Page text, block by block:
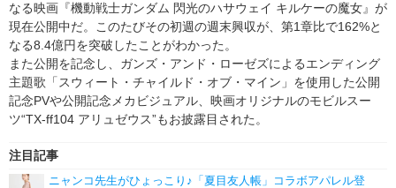
なる映画『機動戦士ガンダム 閃光のハサウェイ キルケーの魔女』が
現在公開中だ。このたびその初週の週末興収が、第1章比で162%と
なる8.4億円を突破したことがわかった。
また公開を記念し、ガンズ・アンド・ローゼズによるエンディング
主題歌「スウィート・チャイルド・オブ・マイン」を使用した公開
記念PVや公開記念メカビジュアル、映画オリジナルのモビルスー
ツ“TX-ff104 アリュゼウス”もお披露目された。
注目記事
ニャンコ先生がひょっこり♪「夏目友人帳」コラボアパレル登